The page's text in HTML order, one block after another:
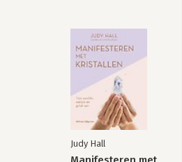
Judy Hall